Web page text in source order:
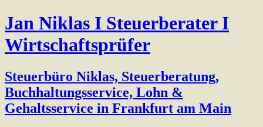
Jan Niklas I Steuerberater I
Wirtschaftsprüfer
Steuerbüro Niklas, Steuerberatung,
Buchhaltungsservice, Lohn &
Gehaltsservice in Frankfurt am Main